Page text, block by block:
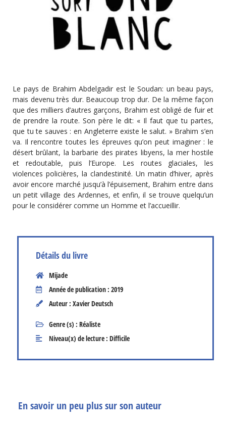
Le pays de Brahim Abdelgadir est le Soudan: un beau pays,
mais devenu très dur. Beaucoup trop dur. De la même façon
que des milliers d’autres garçons, Brahim est obligé de fuir et
de prendre la route. Son père le dit: « Il faut que tu partes,
que tu te sauves : en Angleterre existe le salut. » Brahim s’en
va. Il rencontre toutes les épreuves qu’on peut imaginer : le
désert brûlant, la barbarie des pirates libyens, la mer hostile
et redoutable, puis l’Europe. Les routes glaciales, les
violences policières, la clandestinité. Un matin d’hiver, après
avoir encore marché jusqu’à l’épuisement, Brahim entre dans
un petit village des Ardennes, et enfin, il se trouve quelqu’un
pour le considérer comme un Homme et l’accueillir.
Détails du livre
Mijade
Année de publication : 2019
Auteur : Xavier Deutsch
Genre (s) : Réaliste
Niveau(x) de lecture : Difficile
En savoir un peu plus sur son auteur